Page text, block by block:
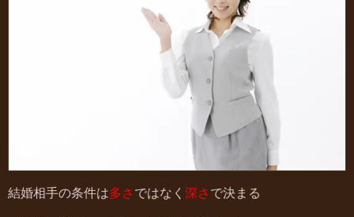
結婚相手の条件は多さ ではなく 深さ で決まる